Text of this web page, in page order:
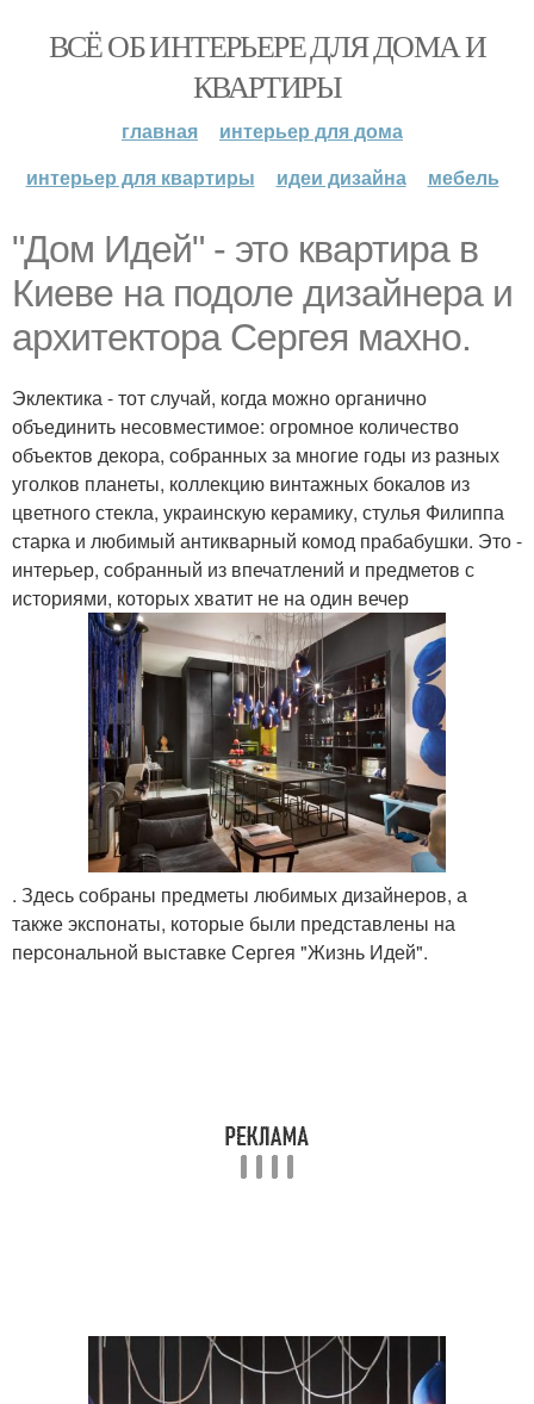
ВСЁ ОБ ИНТЕРЬЕРЕ ДЛЯ ДОМА И
КВАРТИРЫ
главная
интерьер для дома
интерьер для квартиры
идеи дизайна мебель
"Дом Идей" - это квартира в
Киеве на подоле дизайнера и
архитектора Сергея махно.
Эклектика - тот случай, когда можно органично
объединить несовместимое: огромное количество
объектов декора, собранных за многие годы из разных
уголков планеты, коллекцию винтажных бокалов из
цветного стекла, украинскую керамику, стулья Филиппа
старка и любимый антикварный комод прабабушки. Это -
интерьер, собранный из впечатлений и предметов с
историями, которых хватит не на один вечер
. Здесь собраны предметы любимых дизайнеров, а
также экспонаты, которые были представлены на
персональной выставке Сергея "Жизнь Идей".